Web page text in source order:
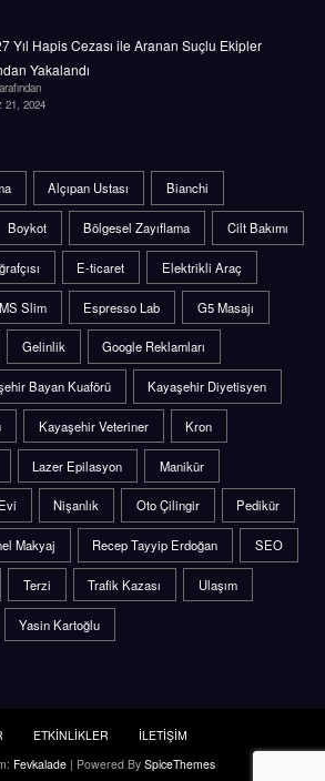
Yıl Hapis Cezası ile Aranan Suçlu Ekipler
Yakalandı
21, 2024
Alçıpan Ustası Bianchi
Boykot Bölgesel Zayıflama Cilt Bakımı
E-ticaret Elektrikli Araç
Slim Espresso Lab G5 Masajı
Gelinlik Google Reklamları
Bayan Kuaförü Kayaşehir Diyetisyen
Kayaşehir Veteriner Kron
Lazer Epilasyon Manikür
Nişanlık Oto Çilingir Pedikür
Makyaj Recep Tayyip Erdoğan SEO
Terzi Trafik Kazası Ulaşım
Yasin Kartoğlu
ETKİNLİKLER
İLETİŞİM
Fevkalade | Powered By SpiceThemes